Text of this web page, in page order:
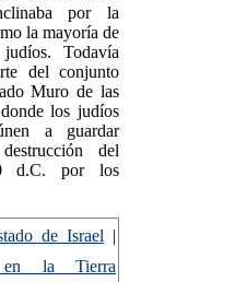
por la
la mayoría de
Todavía
del conjunto
Muro de las
los judíos
a guardar
del
d.C. por los
de Israel |
en la Tierra